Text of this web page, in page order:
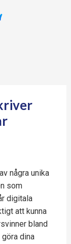
några unika
som
digitala
att kunna
bland
dina